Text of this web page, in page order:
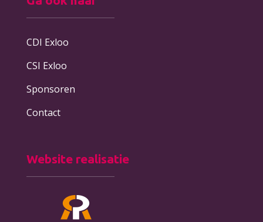
CDI Exloo
CSI Exloo
Sponsoren
Contact
Website realisatie